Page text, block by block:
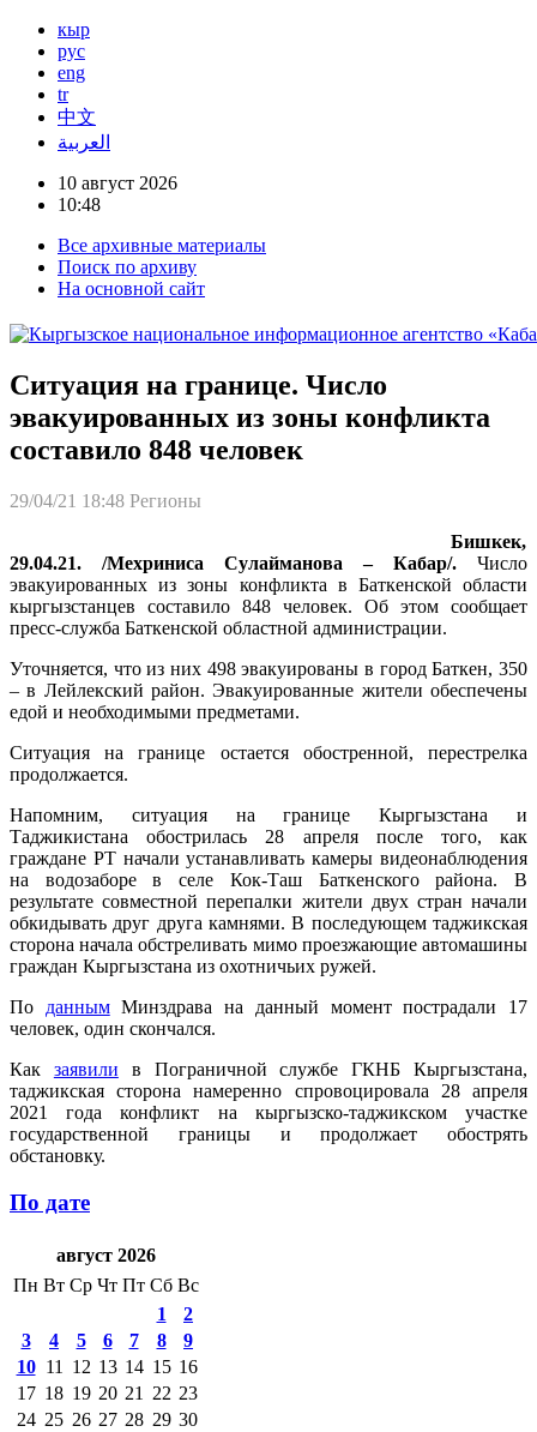
кыр
рус
eng
tr
中文
العربية
10 август 2026
10:48
Все архивные материалы
Поиск по архиву
На основной сайт
Ситуация на границе. Число
эвакуированных из зоны конфликта
составило 848 человек
29/04/21 18:48 Регионы
Бишкек,
29.04.21. /Мехриниса Сулайманова – Кабар/. Число
эвакуированных из зоны конфликта в Баткенской области
кыргызстанцев составило 848 человек. Об этом сообщает
пресс-служба Баткенской областной администрации.
Уточняется, что из них 498 эвакуированы в город Баткен, 350
– в Лейлекский район. Эвакуированные жители обеспечены
едой и необходимыми предметами.
Ситуация на границе остается обостренной, перестрелка
продолжается.
Напомним, ситуация на границе Кыргызстана и
Таджикистана обострилась 28 апреля после того, как
граждане РТ начали устанавливать камеры видеонаблюдения
на водозаборе в селе Кок-Таш Баткенского района. В
результате совместной перепалки жители двух стран начали
обкидывать друг друга камнями. В последующем таджикская
сторона начала обстреливать мимо проезжающие автомашины
граждан Кыргызстана из охотничьих ружей.
По даннымМинздрава на данный момент пострадали 17
человек, один скончался.
Как заявили в Пограничной службе ГКНБ Кыргызстана,
таджикская сторона намеренно спровоцировала 28 апреля
2021 года конфликт на кыргызско-таджикском участке
государственной границы и продолжает обострять
обстановку.
По дате
август 2026
Пн Вт Ср Чт Пт Сб Вс
1
2
3
4 5 6 7 8
9
10 11 12 13 14 15 16
17 18 19 20 21 22 23
24 25 26 27 28 29 30